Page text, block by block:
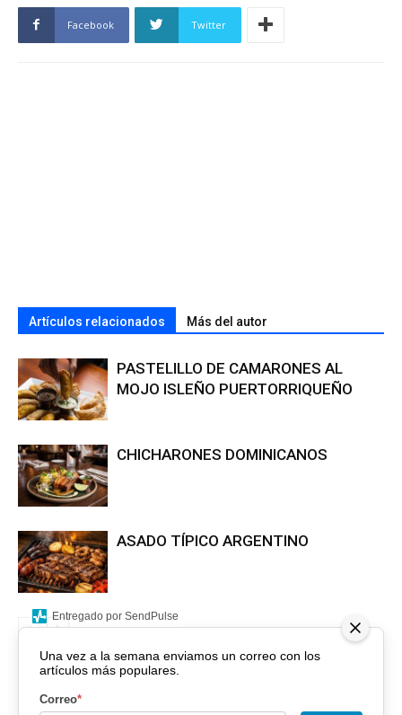
Facebook Twitter
Artículos relacionados Más del autor
PASTELILLO DE CAMARONES AL
MOJO ISLEÑO PUERTORRIQUEÑO
CHICHARONES DOMINICANOS
ASADO TÍPICO ARGENTINO
Una vez a la semana enviamos un correo con los
artículos más populares.
Correo*
Entregado por SendPulse